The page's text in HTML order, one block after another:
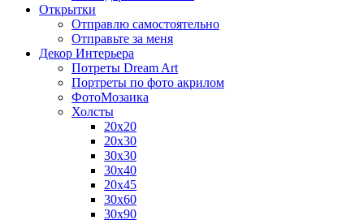
Открытки
Отправлю самостоятельно
Отправьте за меня
Декор Интерьера
Потреты Dream Art
Портреты по фото акрилом
ФотоМозаика
Холсты
20х20
20х30
30х30
30х40
20х45
30х60
30х90